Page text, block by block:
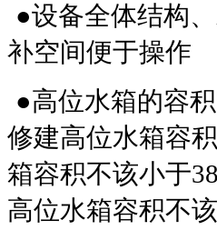
●设备全体结构
补空间便于操作
●高位水箱的容
修建高位水箱容
箱容积不该小于
高位水箱容积不